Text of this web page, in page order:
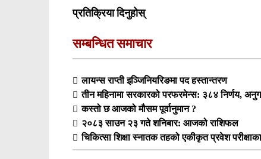
प्रतिक्रिया दिनुहोस्
सम्बन्धित समाचार
लायन्स राप्ती इञ्जिनियरिङमा पद हस्तान्तरण
तीन महिनामा सरकारको परफरमेन्स: ३८४ निर्णय,
कस्तो छ आजको मौसम पूर्वानुमान ?
२०८३ साउन २३ गते शनिबार: आजको राशिफल
चिकित्सा शिक्षा स्नातक तहको एकीकृत प्रवेश